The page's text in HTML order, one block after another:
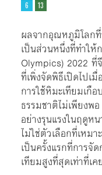
ผลจากอุณหภูมิโลก
เป็นส่วนหนึ่งที่ทำให้
Olympics) 2022 ที่
ที่เพิ่งจัดพิธีเปิดไปเ
การใช้หิมะเทียมเกื
ธรรมชาติไม่เพียงพ
อย่างรุนแรงในฤดูห
ไม่ใช่ตัวเลือกที่เหม
เป็นครั้งแรกที่การจั
เทียมสูงที่สุดเท่าที่เ